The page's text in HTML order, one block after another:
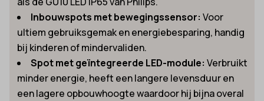
Inbouwspots met bewegingssensor: Voor
ultiem gebruiksgemak en energiebesparing, handig
bij kinderen of mindervaliden.
Spot met geïntegreerde LED-module: Verbruikt
minder energie, heeft een langere levensduur en
een lagere opbouwhoogte waardoor hij bijna overal